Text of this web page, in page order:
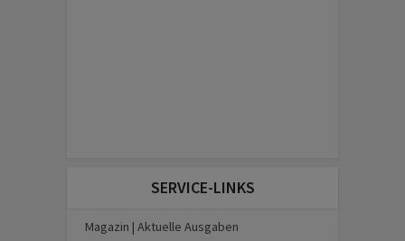
SERVICE-LINKS
Magazin | Aktuelle Ausgaben